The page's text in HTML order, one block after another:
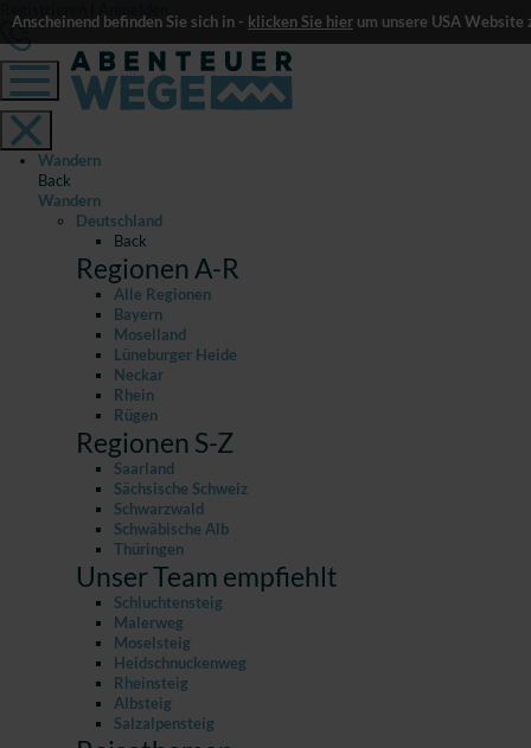
Anscheinend befinden Sie sich in - klicken Sie hier um unsere USA Website
Wandern
Back
Wandern
Deutschland
Back
Regionen A-R
Alle Regionen
Bayern
Moselland
Lüneburger Heide
Neckar
Rhein
Rügen
Regionen S-Z
Saarland
Sächsische Schweiz
Schwarzwald
Schwäbische Alb
Thüringen
Unser Team empfiehlt
Schluchtensteig
Malerweg
Moselsteig
Heidschnuckenweg
Rheinsteig
Albsteig
Salzalpensteig